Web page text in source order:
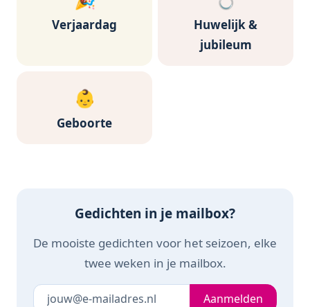
Verjaardag
Huwelijk &
jubileum
👶
Geboorte
Gedichten in je mailbox?
De mooiste gedichten voor het seizoen, elke
twee weken in je mailbox.
Laat dit veld leeg Je e-mailadresAanmelden